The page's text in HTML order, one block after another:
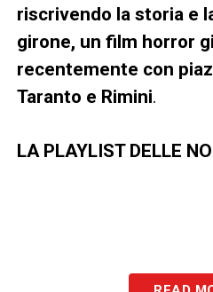
riscrivendo la storia e
girone, un film horror
recentemente con
Taranto e Rimini.
LA PLAYLIST DELLE